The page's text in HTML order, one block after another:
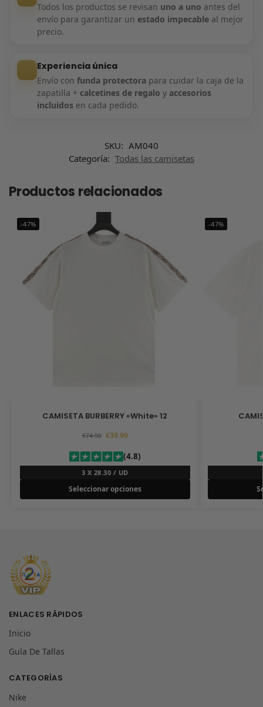
Todos los productos se revisan uno a uno antes del
envío para garantizar un estado impecableal mejor
precio.
Experiencia única
Envío con funda protectorapara cuidar la caja de la
zapatilla + calcetines de regalo y accesorios
incluidos en cada pedido.
SKU: AM040
Categoría: Todas las camisetas
Productos relacionados
-47%
CAMISETA BURBERRY «White» 12
€74.90 €39.90
(4.8)
3 X 28.30 / UD
Seleccionar opciones
-47%
ENLACES RÁPIDOS
Inicio
Guía De Tallas
CATEGORÍAS
Nike